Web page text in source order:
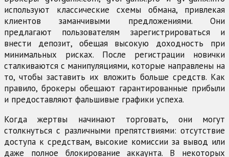
используют классические схемы обмана, привлекая
клиентов заманчивыми предложениями. Они
предлагают пользователям зарегистрироваться и
внести депозит, обещая высокую доходность при
минимальных рисках. После регистрации новички
сталкиваются с манипуляциями, которые направлены на
то, чтобы заставить их вложить больше средств. Как
правило, брокеры обещают гарантированные прибыли
и предоставляют фальшивые графики успеха.
Когда жертвы начинают торговать, они могут
столкнуться с различными препятствиями: отсутствие
доступа к средствам, высокие комиссии за вывод или
даже полное блокирование аккаунта. В некоторых